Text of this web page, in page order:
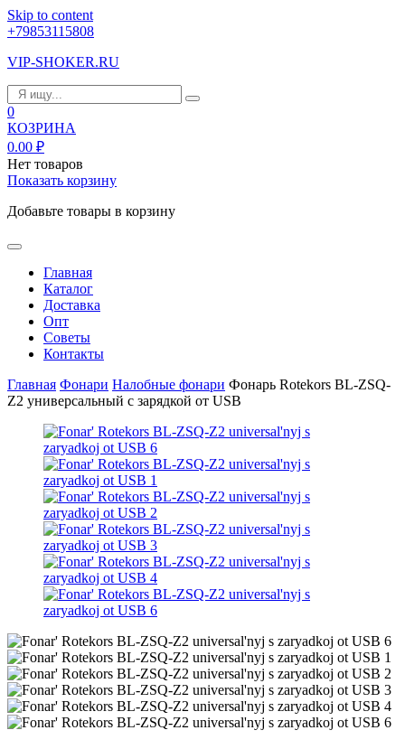
Skip to content
+79853115808
VIP-SHOKER.RU
0
КОЗРИНА
0.00 ₽
Нет товаров
Показать корзину
Добавьте товары в корзину
Главная
Каталог
Доставка
Опт
Советы
Контакты
Главная Фонари Налобные фонари Фонарь Rotekors BL-ZSQ-
Z2 универсальный с зарядкой от USB